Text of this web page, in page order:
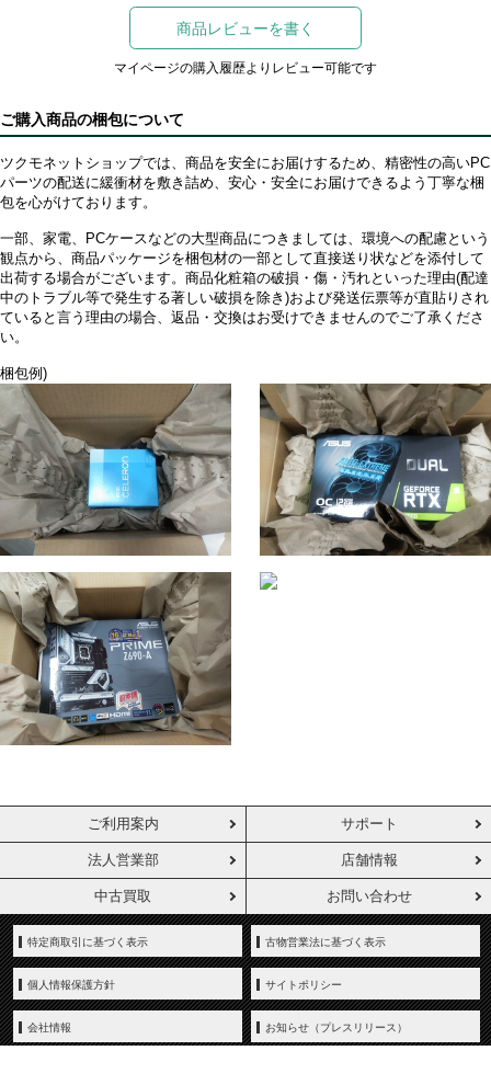
商品レビューを書く
マイページの購入履歴よりレビュー可能です
ご購入商品の梱包について
ツクモネットショップでは、商品を安全にお届けするため、精密性の高いPC
パーツの配送に緩衝材を敷き詰め、安心・安全にお届けできるよう丁寧な梱
包を心がけております。
一部、家電、PCケースなどの大型商品につきましては、環境への配慮という
観点から、商品パッケージを梱包材の一部として直接送り状などを添付して
出荷する場合がございます。商品化粧箱の破損・傷・汚れといった理由(配達
中のトラブル等で発生する著しい破損を除き)および発送伝票等が直貼りされ
ていると言う理由の場合、返品・交換はお受けできませんのでご了承くださ
い。
梱包例)
ご利用案内 サポート
法人営業部 店舗情報
中古買取 お問い合わせ
特定商取引に基づく表示 古物営業法に基づく表示
個人情報保護方針 サイトポリシー
会社情報 お知らせ（プレスリリース）